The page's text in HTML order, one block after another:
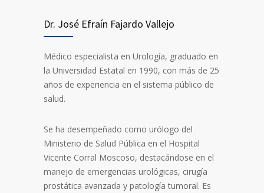
Dr. José Efraín Fajardo Vallejo
Médico especialista en Urología, graduado en
la Universidad Estatal en 1990, con más de 25
años de experiencia en el sistema público de
salud.
Se ha desempeñado como urólogo del
Ministerio de Salud Pública en el Hospital
Vicente Corral Moscoso, destacándose en el
manejo de emergencias urológicas, cirugía
prostática avanzada y patología tumoral. Es